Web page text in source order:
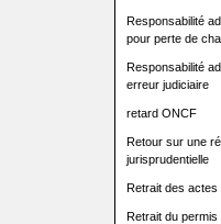
Responsabilité
pour perte de
Responsabilité
erreur judiciaire
retard ONCF
Retour sur une
jurisprudentielle
Retrait des actes
Retrait du permis